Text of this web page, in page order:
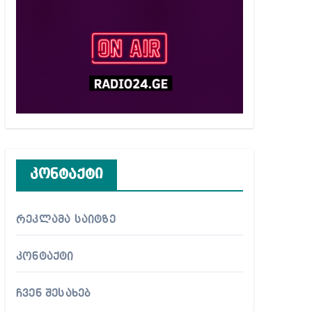
კონტაქტი
რეკლამა საიტზე
კონტაქტი
ჩვენ შესახებ